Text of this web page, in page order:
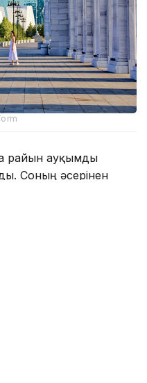
райын ауқымды
Соның әсерінен